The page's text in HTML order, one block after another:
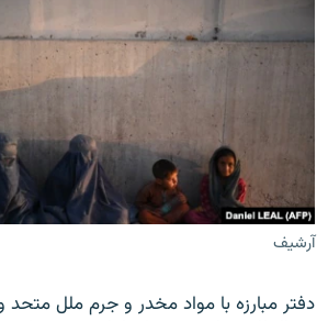
آرشیف
دفتر مبارزه با مواد مخدر و جرم ملل متحد